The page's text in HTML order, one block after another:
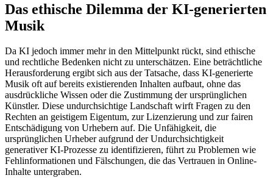
Das ethische Dilemma der KI-generierten
Musik
Da KI jedoch immer mehr in den Mittelpunkt rückt, sind ethische
und rechtliche Bedenken nicht zu unterschätzen. Eine beträchtliche
Herausforderung ergibt sich aus der Tatsache, dass KI-generierte
Musik oft auf bereits existierenden Inhalten aufbaut, ohne das
ausdrückliche Wissen oder die Zustimmung der ursprünglichen
Künstler. Diese undurchsichtige Landschaft wirft Fragen zu den
Rechten an geistigem Eigentum, zur Lizenzierung und zur fairen
Entschädigung von Urhebern auf. Die Unfähigkeit, die
ursprünglichen Urheber aufgrund der Undurchsichtigkeit
generativer KI-Prozesse zu identifizieren, führt zu Problemen wie
Fehlinformationen und Fälschungen, die das Vertrauen in Online-
Inhalte untergraben.